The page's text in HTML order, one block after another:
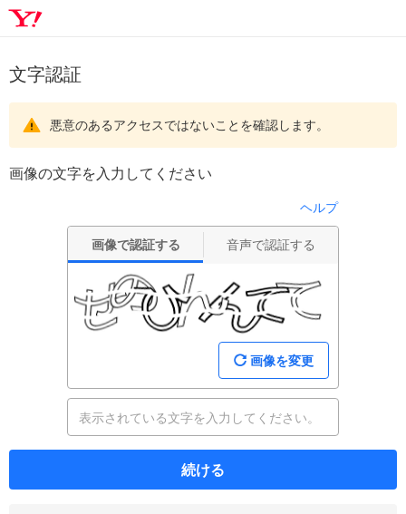
文字認証
悪意のあるアクセスではないことを確認します。
画像の文字を入力してください
ヘルプ
画像で認証する 音声で認証する
画像を変更
続ける